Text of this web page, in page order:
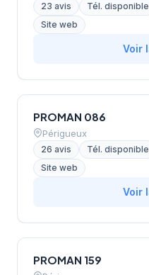
23 avis Tél. disponible
Site web
Voir
PROMAN 086
Périgueux
26 avis Tél. disponible
Site web
Voir
PROMAN 159